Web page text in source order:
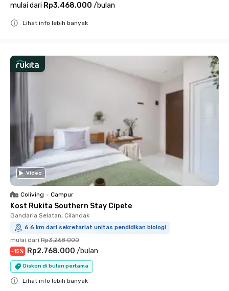
mulai dari Rp3.468.000 /bulan
Lihat info lebih banyak
Video
Coliving • Campur
Kost Rukita Southern Stay Cipete
Gandaria Selatan, Cilandak
6.6 km dari sekretariat unitas pendidikan biologi
mulai dari Rp3.268.000
-15% Rp2.768.000 /bulan
Diskon di bulan pertama
Lihat info lebih banyak